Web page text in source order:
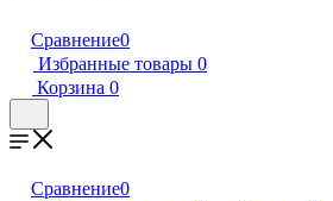
Сравнение0
Избранные товары 0
Корзина 0
Сравнение0